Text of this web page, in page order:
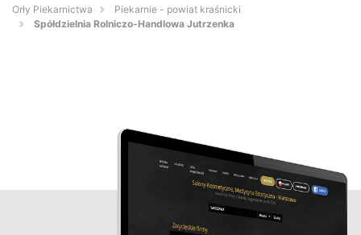
Orły Piekarnictwa
Piekarnie - powiat kraśnicki
Spółdzielnia Rolniczo-Handlowa Jutrzenka